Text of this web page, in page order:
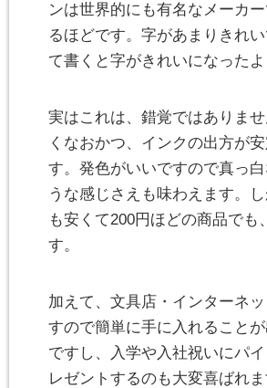
ンは世界的にも有名なメーカ
るほどです。字があまりきれ
て書くと字がきれいになった
実はこれは、錯覚ではありま
くなおかつ、インクの出方が
す。発色がいいですので真っ
うな感じさえも味わえます。
も安くて200円ほどの商品で
す。
加えて、文具店・インターネ
すので簡単に手に入れること
ですし、入学や入社祝いにパ
レゼントするのも大変喜ばれま